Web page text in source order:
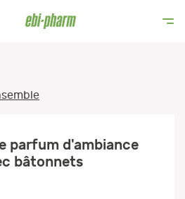
parfum d'ambiance
bâtonnets